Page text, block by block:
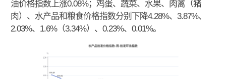
油价格指数上涨0.08%；鸡蛋、蔬菜、水果、肉禽（猪
肉）、水产品和粮食价格指数分别下降4.28%、3.87%、
2.03%、1.6%（3.34%）、0.23%、0.01%。